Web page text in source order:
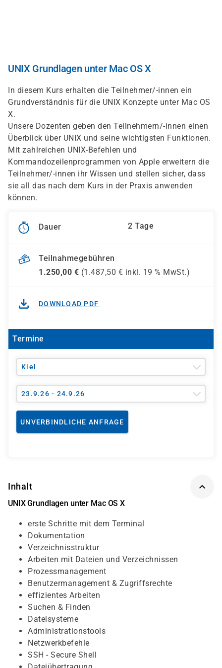
UNIX Grundlagen unter Mac OS X
In diesem Kurs erhalten die Teilnehmer/-innen ein
Grundverständnis für die UNIX Konzepte unter Mac OS
X.
Unsere Dozenten geben den Teilnehmern/-innen einen
Überblick über UNIX und seine wichtigsten Funktionen.
Mit zahlreichen UNIX-Befehlen und
Kommandozeilenprogrammen von Apple erweitern die
Teilnehmer/-innen ihr Wissen und stellen sicher, dass
sie all das nach dem Kurs in der Praxis anwenden
können.
Dauer 2 Tage
Teilnahmegebühren
1.250,00 € (1.487,50 € inkl. 19 % MwSt.)
DOWNLOAD PDF
Termine
Kiel
23.9.26 - 24.9.26
UNVERBINDLICHE ANFRAGE
Inhalt
UNIX Grundlagen unter Mac OS X
erste Schritte mit dem Terminal
Dokumentation
Verzeichnisstruktur
Arbeiten mit Dateien und Verzeichnissen
Prozessmanagement
Benutzermanagement & Zugriffsrechte
effizientes Arbeiten
Suchen & Finden
Dateisysteme
Administrationstools
Netzwerkbefehle
SSH - Secure Shell